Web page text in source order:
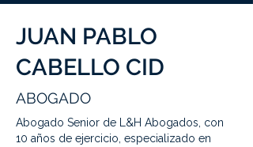
JUAN PABLO
CABELLO CID
ABOGADO
Abogado Senior de L&H Abogados, con
10 años de ejercicio, especializado en